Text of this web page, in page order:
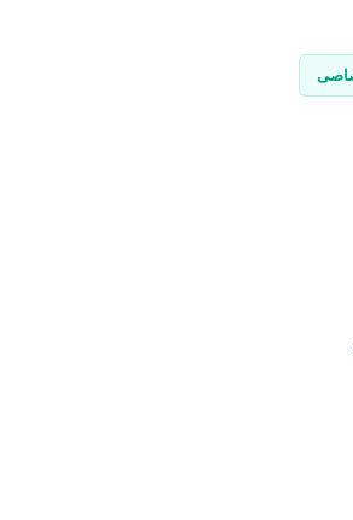
و خطی؛ ما برای هر سبک
لایه باز در بیزنس شما
می‌دهید:
لوگو روی کلاه و پیش‌بند آشپزها.
استفاده به عنوان پروفایل و واترمارک
اینستاگرام.
وکتور و لایه باز لوگو